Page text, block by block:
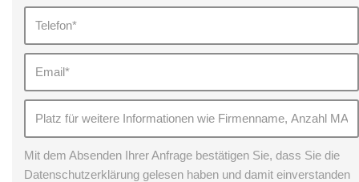
Mit dem Absenden Ihrer Anfrage bestätigen Sie, dass Sie die
Datenschutzerklärung gelesen haben und damit einverstanden